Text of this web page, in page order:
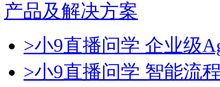
产品及解决方案
>小9直播问学 企业级
>小9直播问学 智能流